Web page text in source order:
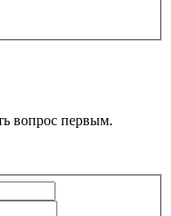
вопрос первым.